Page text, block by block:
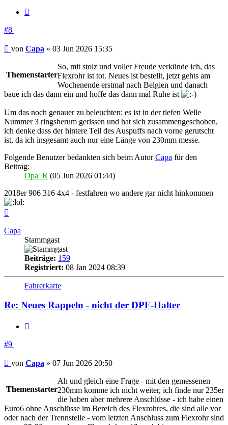
#8
Beitrag
von Capa » 03 Jun 2026 15:35
Themenstarter
So, mit stolz und voller Freude verkünde ich, das
Flexrohr ist tot. Neues ist bestellt, jetzt gehts am
Wochenende erstmal nach Belgien und danach
baue ich das dann ein und hoffe das dann mal Ruhe ist
Um das noch genauer zu beleuchten: es ist in der tiefen Welle
Nummer 3 ringsherum gerissen und hat sich zusammengeschoben,
ich denke dass der hintere Teil des Auspuffs nach vorne gerutscht
ist, da ich insgesamt auch nur eine Länge von 230mm messe.
Folgende Benutzer bedankten sich beim AutorCapa für den
Beitrag:
Opa_R (05 Jun 2026 01:44)
2018er 906 316 4x4 - festfahren wo andere gar nicht hinkommen
Capa
Stammgast
Beiträge: 159
Registriert: 08 Jan 2024 08:39
Fahrerkarte
Re: Neues Rappeln - nicht der DPF-Halter
#9
Beitrag
von Capa » 07 Jun 2026 20:50
Themenstarter
Ah und gleich eine Frage - mit den gemessenen
230mm komme ich nicht weiter, ich finde nur 235er
die haben aber mehrere Anschlüsse - ich habe einen
Euro6 ohne Anschlüsse im Bereich des Flexrohres, die sind alle vor
oder nach der Trennstelle - vom letzten Anschluss zum Flexrohr sind